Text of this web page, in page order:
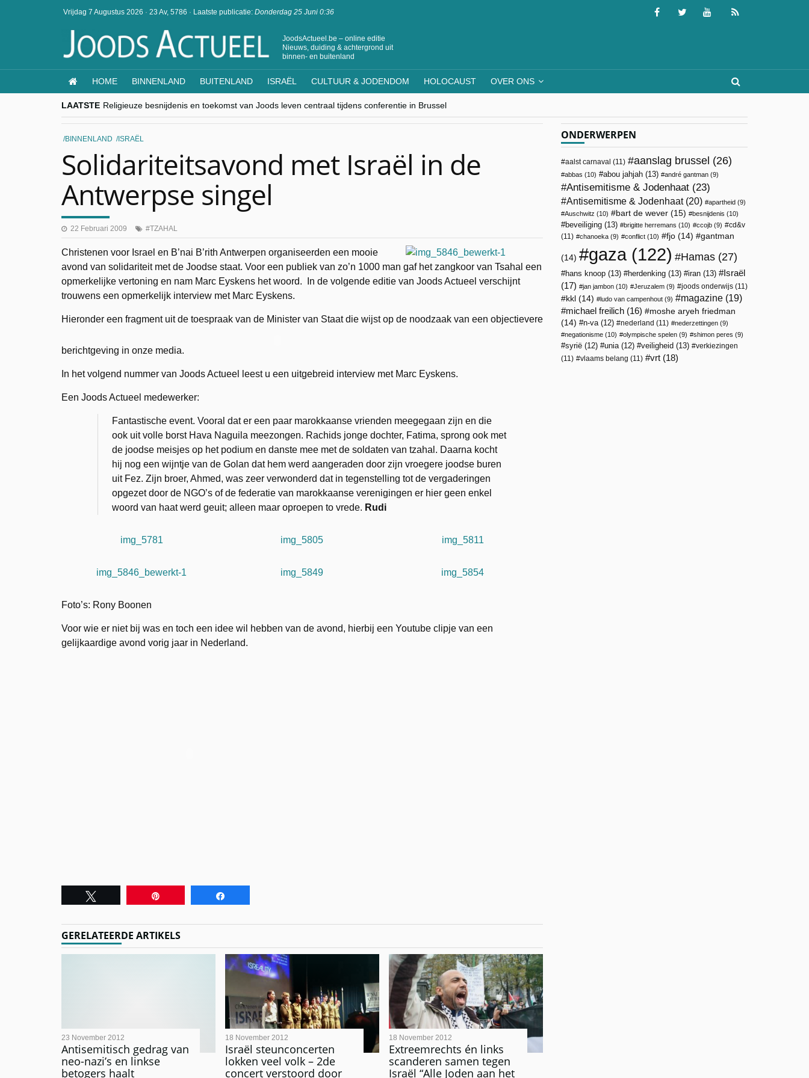
Vrijdag 7 Augustus 2026 · 23 Av, 5786 · Laatste publicatie: Donderdag 25 Juni 0:36
JoodsActueel.be – online editie
Nieuws, duiding & achtergrond uit
binnen- en buitenland
HOME BINNENLAND BUITENLAND ISRAËL CULTUUR & JODENDOM HOLOCAUST OVER ONS
LAATSTE Religieuze besnijdenis en toekomst van Joods leven centraal tijdens conferentie in Brussel
“Besnijdenisdebat toont hoe moeilijk seculiere Westen minderheden begrijpt”, Jinnih Beels (Vooruit)
CITYTRIP | ROEMENIË – Boekarest: de verrassing van Oost-Europa
“Vandaag zit elke Jood in België op de beklaagdenbank”
BINNENLAND ISRAËL
Solidariteitsavond met Israël in de
Antwerpse singel
22 Februari 2009 TZAHAL
Christenen voor Israel en B’nai B’rith Antwerpen organiseerden een mooie
avond van solidariteit met de Joodse staat. Voor een publiek van zo’n 1000 man gaf het zangkoor van Tsahal een
opmerkelijke vertoning en nam Marc Eyskens het woord. In de volgende editie van Joods Actueel verschijnt
trouwens een opmerkelijk interview met Marc Eyskens.
Hieronder een fragment uit de toespraak van de Minister van Staat die wijst op de noodzaak van een objectievere
berichtgeving in onze media.
In het volgend nummer van Joods Actueel leest u een uitgebreid interview met Marc Eyskens.
Een Joods Actueel medewerker:
Fantastische event. Vooral dat er een paar marokkaanse vrienden meegegaan zijn en die
ook uit volle borst Hava Naguila meezongen. Rachids jonge dochter, Fatima, sprong ook met
de joodse meisjes op het podium en danste mee met de soldaten van tzahal. Daarna kocht
hij nog een wijntje van de Golan dat hem werd aangeraden door zijn vroegere joodse buren
uit Fez. Zijn broer, Ahmed, was zeer verwonderd dat in tegenstelling tot de vergaderingen
opgezet door de NGO’s of de federatie van marokkaanse verenigingen er hier geen enkel
woord van haat werd geuit; alleen maar oproepen to vrede. Rudi
img_5781 img_5805 img_5811
img_5846_bewerkt-1 img_5849 img_5854
Foto’s: Rony Boonen
Voor wie er niet bij was en toch een idee wil hebben van de avond, hierbij een Youtube clipje van een
gelijkaardige avond vorig jaar in Nederland.
GERELATEERDE ARTIKELS
Antisemitisch gedrag van
neo-nazi’s en linkse
betogers haalt
23 November 2012
Israël steunconcerten
lokken veel volk – 2de
concert verstoord door
18 November 2012
Extreemrechts én links
scanderen samen tegen
Israël “Alle Joden aan het
18 November 2012
ONDERWERPEN
aalst carnaval (11) aanslag brussel (26)
abbas (10) abou jahjah (13) andré gantman (9)
Antisemitisme & Jodenhaat (23)
Antisemitisme & Jodenhaat(20) apartheid (9)
Auschwitz (10) bart de wever (15) besnijdenis (10)
beveiliging (13) brigitte herremans (10) ccojb (9)
cd&v
(11)
chanoeka (9) conflict (10) fjo (14) gantman
(14) gaza(122) Hamas (27)
hans knoop (13) herdenking (13) iran (13)
Israël
(17)
jan jambon (10) Jeruzalem (9) joods onderwijs (11)
kkl (14) ludo van campenhout (9) magazine (19)
michael freilich (16)
moshe aryeh friedman
(14)
n-va(12) nederland (11) nederzettingen (9)
negationisme (10) olympische spelen (9) shimon peres (9)
syrië (12) unia(12) veiligheid (13)
verkiezingen
(11)
vlaams belang (11) vrt (18)